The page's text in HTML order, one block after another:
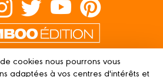
nous
cookies nous pourrons vous
adaptées à vos centres d'intérêts et